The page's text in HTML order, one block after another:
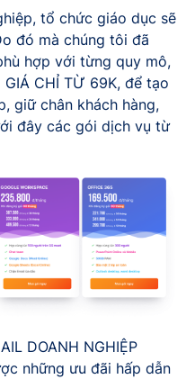
tổ chức giáo dục sẽ
đó mà chúng tôi đã
hợp với từng quy mô,
CHỈ TỪ 69K, để tạo
giữ chân khách hàng,
đây các gói dịch vụ từ
DOANH NGHIỆP
những ưu đãi hấp dẫn